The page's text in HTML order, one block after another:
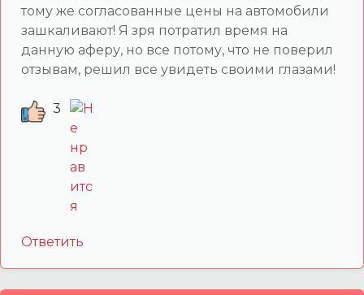
тому же согласованные цены на автомобили
зашкаливают! Я зря потратил время на
данную аферу, но все потому, что не поверил
отзывам, решил все увидеть своими глазами!
3
Ответить